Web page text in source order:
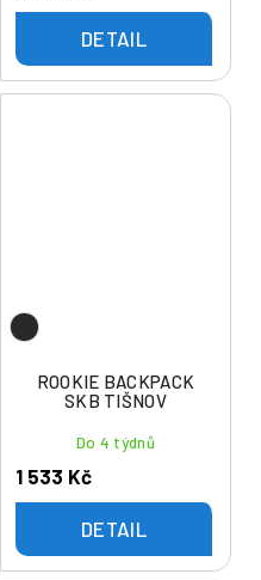
DETAIL
ROOKIE BACKPACK
SKB TIŠNOV
Do 4 týdnů
1 533 Kč
DETAIL